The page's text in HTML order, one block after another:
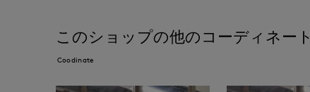
このショップの他のコーディネート
Coodinate